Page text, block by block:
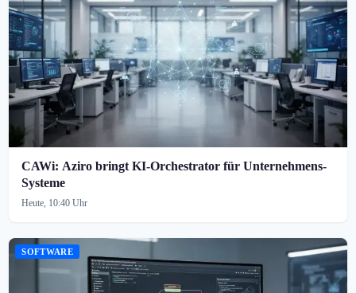
CAWi: Aziro bringt KI-Orchestrator für Unternehmens-
Systeme
Heute, 10:40 Uhr
SOFTWARE